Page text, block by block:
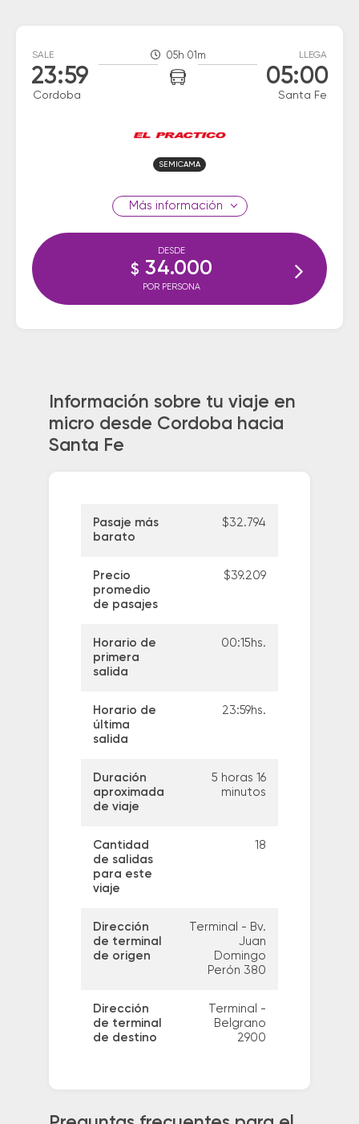
SALE
23:59
Cordoba
05h 01m LLEGA
05:00
Santa Fe
SEMICAMA
información
DESDE
$ 34.000
POR PERSONA
Información sobre tu viaje en
micro desde Cordoba hacia
Santa Fe
Pasaje más
barato
$32.794
Precio
promedio
de pasajes
$39.209
Horario de
primera
salida
00:15hs.
Horario de
última
salida
23:59hs.
Duración
aproximada
de viaje
5 horas 16
minutos
Cantidad
de salidas
para este
viaje
18
Dirección
de terminal
de origen
Terminal - Bv.
Juan
Domingo
Perón 380
Dirección
de terminal
de destino
Terminal -
Belgrano
2900